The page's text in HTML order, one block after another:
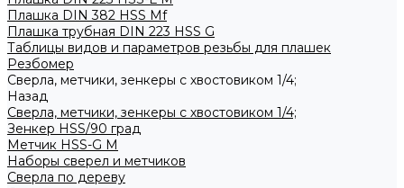
Плашка DIN 382 HSS Mf
Плашка трубная DIN 223 HSS G
Таблицы видов и параметров резьбы для плашек
Резбомер
Сверла, метчики, зенкеры с хвостовиком 1/4;
Назад
Сверла, метчики, зенкеры с хвостовиком 1/4;
Зенкер HSS/90 град
Метчик HSS-G М
Наборы сверел и метчиков
Сверла по дереву